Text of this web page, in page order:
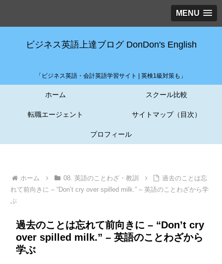
MENU
ビジネス英語上達ブログ DonDon's English
「ビジネス英語・会計英語学習サイト | 英検1級対策も」
ホーム スクール比較
転職エージェント サイトマップ（目次）
プロフィール
ホーム 08. 英語のことわざ・教訓
過去のことは忘
れて前向きに – “Don’t cry over spilled milk.” – 英語のことわざから学
ぶ
過去のことは忘れて前向きに – “Don’t cry
over spilled milk.” – 英語のことわざから
学ぶ